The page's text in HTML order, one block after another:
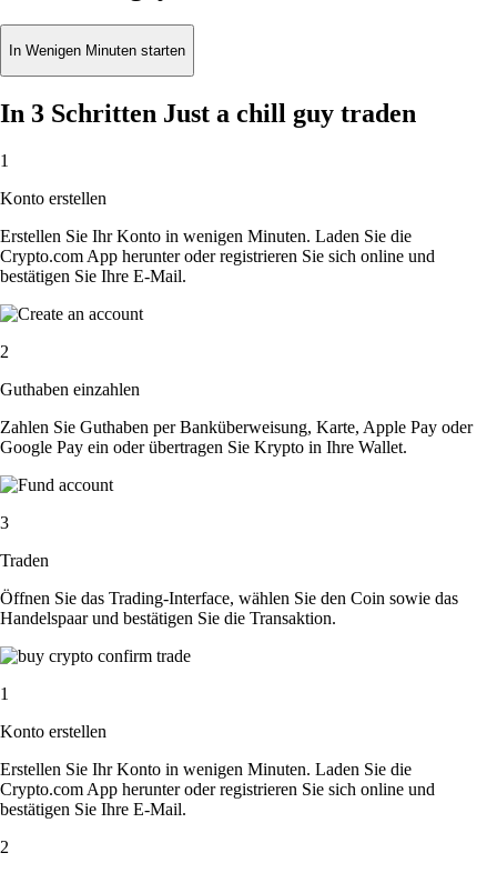
In Wenigen Minuten starten
In 3 Schritten Just a chill guy traden
1
Konto erstellen
Erstellen Sie Ihr Konto in wenigen Minuten. Laden Sie die
Crypto.com App herunter oder registrieren Sie sich online und
bestätigen Sie Ihre E-Mail.
2
Guthaben einzahlen
Zahlen Sie Guthaben per Banküberweisung, Karte, Apple Pay oder
Google Pay ein oder übertragen Sie Krypto in Ihre Wallet.
3
Traden
Öffnen Sie das Trading-Interface, wählen Sie den Coin sowie das
Handelspaar und bestätigen Sie die Transaktion.
1
Konto erstellen
Erstellen Sie Ihr Konto in wenigen Minuten. Laden Sie die
Crypto.com App herunter oder registrieren Sie sich online und
bestätigen Sie Ihre E-Mail.
2